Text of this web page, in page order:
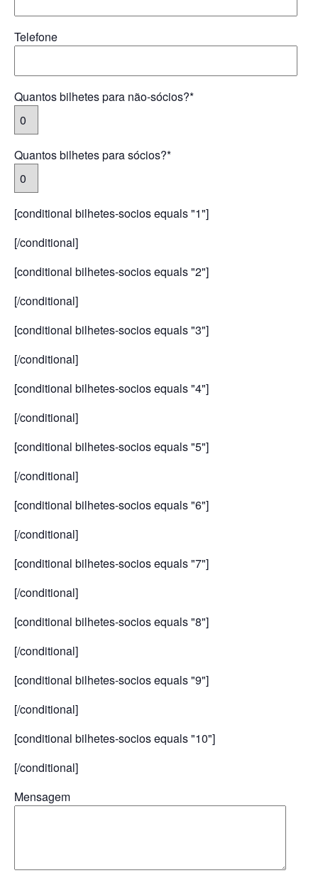
Telefone
Quantos bilhetes para não-sócios?*
Quantos bilhetes para sócios?*
[conditional bilhetes-socios equals "1"]
[/conditional]
[conditional bilhetes-socios equals "2"]
[/conditional]
[conditional bilhetes-socios equals "3"]
[/conditional]
[conditional bilhetes-socios equals "4"]
[/conditional]
[conditional bilhetes-socios equals "5"]
[/conditional]
[conditional bilhetes-socios equals "6"]
[/conditional]
[conditional bilhetes-socios equals "7"]
[/conditional]
[conditional bilhetes-socios equals "8"]
[/conditional]
[conditional bilhetes-socios equals "9"]
[/conditional]
[conditional bilhetes-socios equals "10"]
[/conditional]
Mensagem